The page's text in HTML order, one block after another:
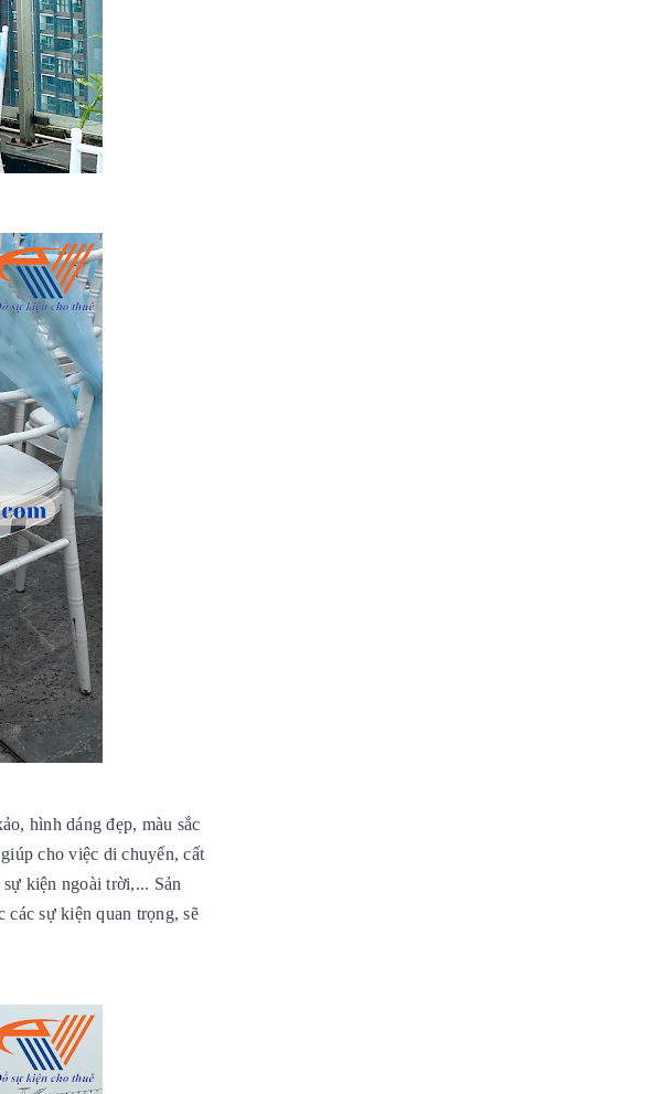
hình dáng đẹp, màu sắc
cho việc di chuyển, cất
kiện ngoài trời,... Sản
các sự kiện quan trọng, sẽ